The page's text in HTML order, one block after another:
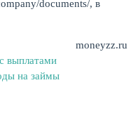
documents/, в
moneyzz.ru
выплатами
на займы